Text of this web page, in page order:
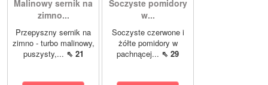
Malinowy sernik na
zimno...
Przepyszny sernik na
zimno - turbo malinowy,
puszysty,... ⇖ 21
Soczyste pomidory
w...
Soczyste czerwone i
żółte pomidory w
pachnącej... ⇖ 29